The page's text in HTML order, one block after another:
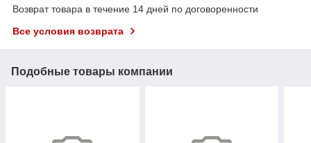
Возврат товара в течение 14 дней по договоренности
Все условия возврата
Подобные товары компании